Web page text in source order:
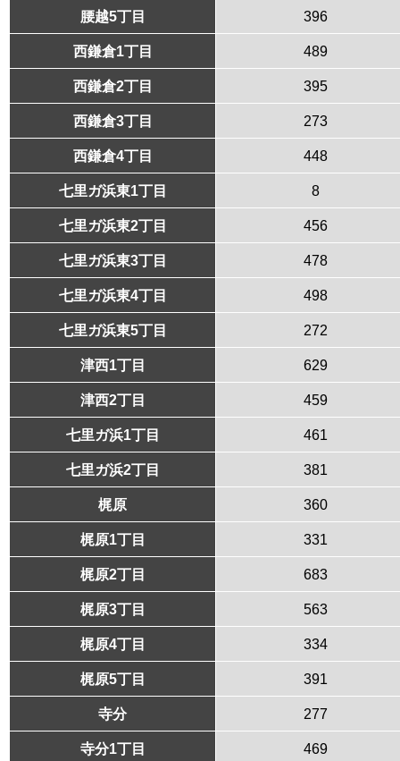
腰越5丁目 396
西鎌倉1丁目 489
西鎌倉2丁目 395
西鎌倉3丁目 273
西鎌倉4丁目 448
七里ガ浜東1丁目 8
七里ガ浜東2丁目 456
七里ガ浜東3丁目 478
七里ガ浜東4丁目 498
七里ガ浜東5丁目 272
津西1丁目 629
津西2丁目 459
七里ガ浜1丁目 461
七里ガ浜2丁目 381
梶原 360
梶原1丁目 331
梶原2丁目 683
梶原3丁目 563
梶原4丁目 334
梶原5丁目 391
寺分 277
寺分1丁目 469